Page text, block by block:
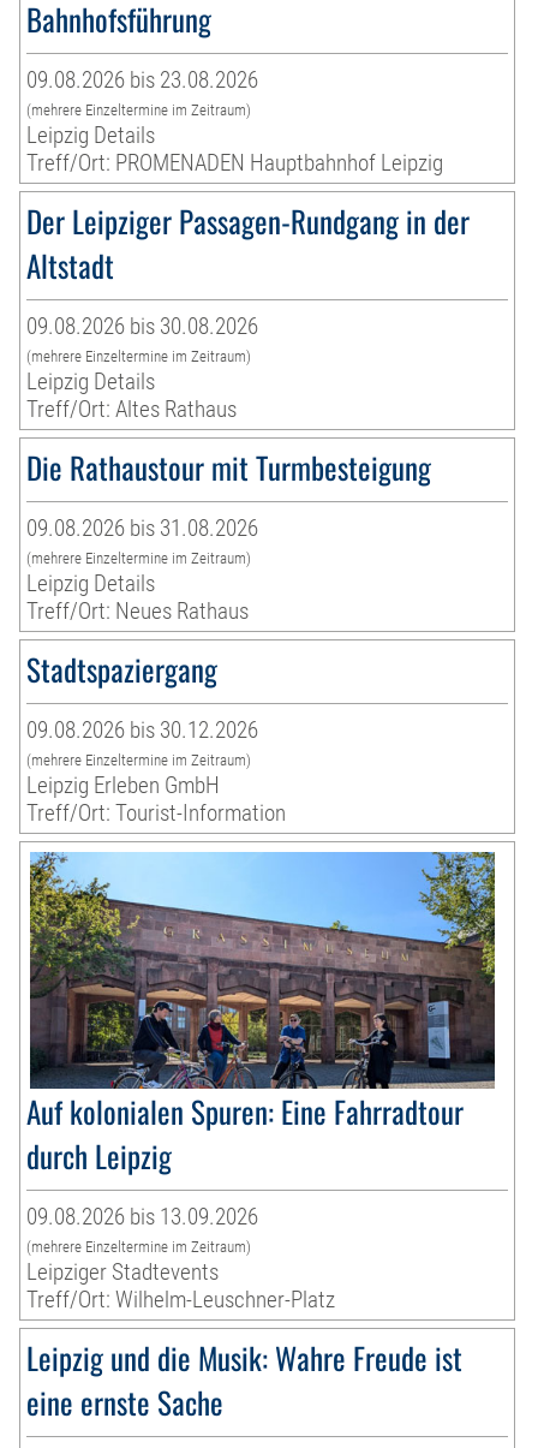
Bahnhofsführung
09.08.2026 bis 23.08.2026
(mehrere Einzeltermine im Zeitraum)
Leipzig Details
Treff/Ort: PROMENADEN Hauptbahnhof Leipzig
Der Leipziger Passagen-Rundgang in der
Altstadt
09.08.2026 bis 30.08.2026
(mehrere Einzeltermine im Zeitraum)
Leipzig Details
Treff/Ort: Altes Rathaus
Die Rathaustour mit Turmbesteigung
09.08.2026 bis 31.08.2026
(mehrere Einzeltermine im Zeitraum)
Leipzig Details
Treff/Ort: Neues Rathaus
Stadtspaziergang
09.08.2026 bis 30.12.2026
(mehrere Einzeltermine im Zeitraum)
Leipzig Erleben GmbH
Treff/Ort: Tourist-Information
Auf kolonialen Spuren: Eine Fahrradtour
durch Leipzig
09.08.2026 bis 13.09.2026
(mehrere Einzeltermine im Zeitraum)
Leipziger Stadtevents
Treff/Ort: Wilhelm-Leuschner-Platz
Leipzig und die Musik: Wahre Freude ist
eine ernste Sache